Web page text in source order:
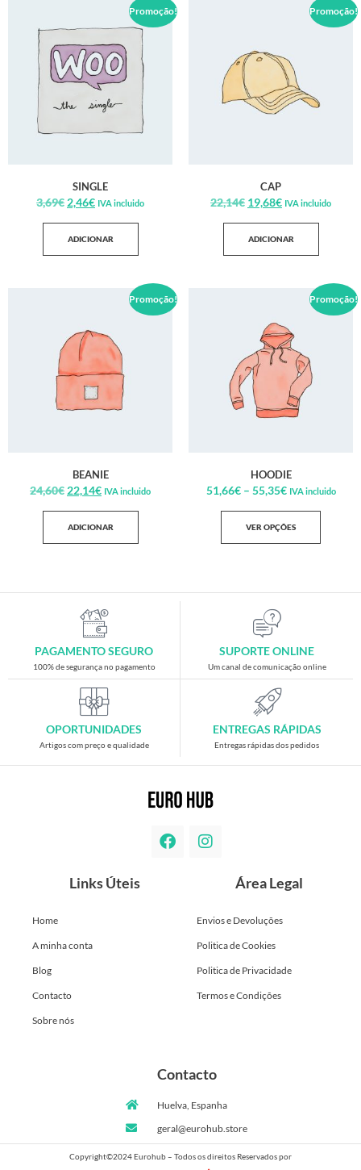
Promoção!
SINGLE
3,69€ 2,46€ IVA incluido
ADICIONAR
Promoção!
CAP
22,14€ 19,68€ IVA incluido
ADICIONAR
Promoção!
BEANIE
24,60€ 22,14€ IVA incluido
ADICIONAR
Promoção!
HOODIE
51,66€ – 55,35€ IVA incluido
VER OPÇÕES
PAGAMENTO SEGURO
100% de segurança no pagamento
SUPORTE ONLINE
Um canal de comunicação online
OPORTUNIDADES
Artigos com preço e qualidade
ENTREGAS RÁPIDAS
Entregas rápidas dos pedidos
Links Úteis
Home
A minha conta
Blog
Contacto
Sobre nós
Área Legal
Envios e Devoluções
Politica de Cookies
Politica de Privacidade
Termos e Condições
Contacto
Huelva, Espanha
geral@eurohub.store
Copyright©2024 Eurohub – Todos os direitos Reservados por